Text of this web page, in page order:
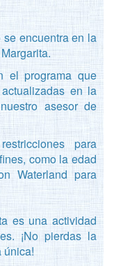
encuentra en la
el programa que
en la
asesor de
para
como la edad
Waterland para
es una actividad
¡No pierdas la
única!